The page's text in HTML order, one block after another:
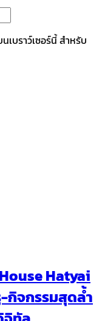
เบราว์เซอร์นี้ สำหรับ
Hatyai
-กิจกรรมสุดล้ำ